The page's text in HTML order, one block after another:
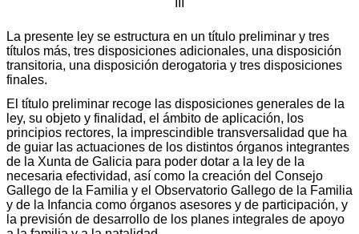
La presente ley se estructura en un título preliminar y tres
títulos más, tres disposiciones adicionales, una disposición
transitoria, una disposición derogatoria y tres disposiciones
finales.
El título preliminar recoge las disposiciones generales de la
ley, su objeto y finalidad, el ámbito de aplicación, los
principios rectores, la imprescindible transversalidad que ha
de guiar las actuaciones de los distintos órganos integrantes
de la Xunta de Galicia para poder dotar a la ley de la
necesaria efectividad, así como la creación del Consejo
Gallego de la Familia y el Observatorio Gallego de la Familia
y de la Infancia como órganos asesores y de participación, y
la previsión de desarrollo de los planes integrales de apoyo